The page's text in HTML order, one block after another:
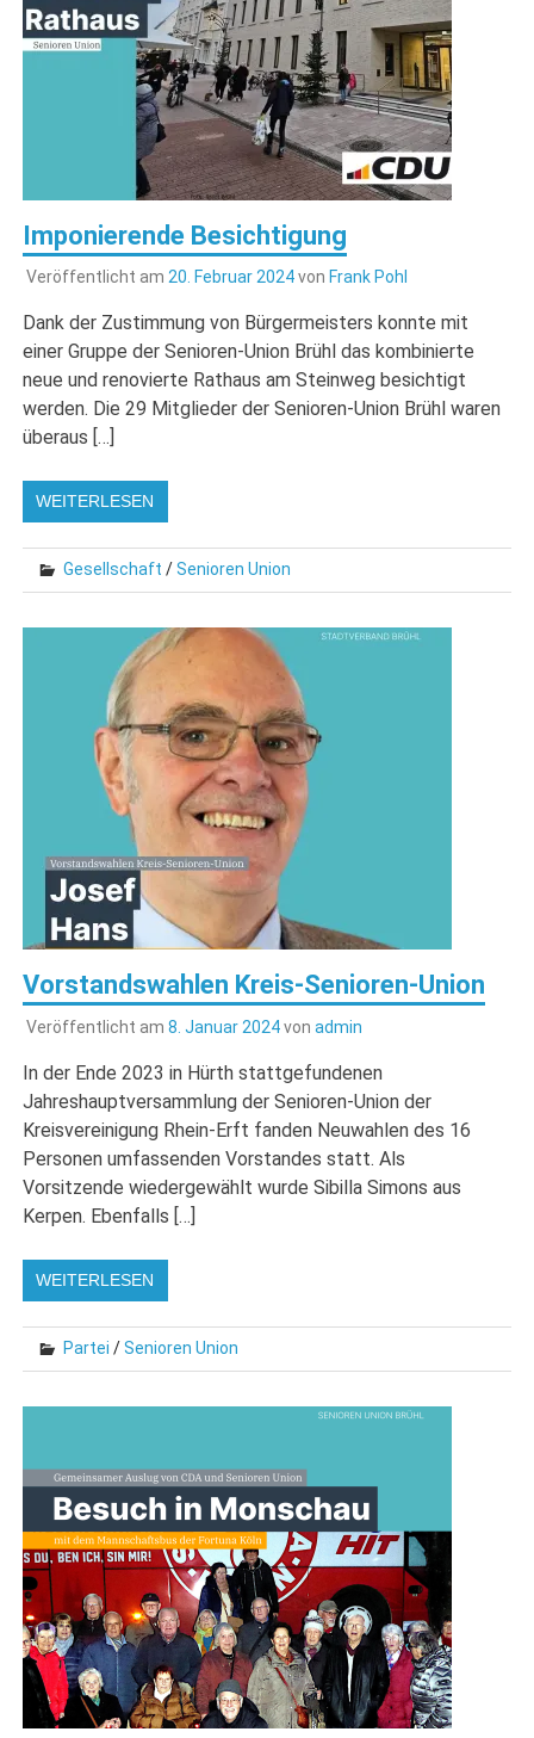
Imponierende Besichtigung
Veröffentlicht am 20. Februar 2024von Frank Pohl
Dank der Zustimmung von Bürgermeisters konnte mit
einer Gruppe der Senioren-Union Brühl das kombinierte
neue und renovierte Rathaus am Steinweg besichtigt
werden. Die 29 Mitglieder der Senioren-Union Brühl waren
überaus […]
WEITERLESEN
Gesellschaft /Senioren Union
Vorstandswahlen Kreis-Senioren-Union
Veröffentlicht am 8. Januar 2024von admin
In der Ende 2023 in Hürth stattgefundenen
Jahreshauptversammlung der Senioren-Union der
Kreisvereinigung Rhein-Erft fanden Neuwahlen des 16
Personen umfassenden Vorstandes statt. Als
Vorsitzende wiedergewählt wurde Sibilla Simons aus
Kerpen. Ebenfalls […]
WEITERLESEN
Partei /Senioren Union